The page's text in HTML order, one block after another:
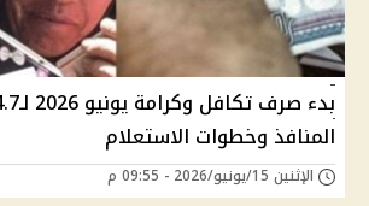
المنافذ وخطوات الاستعلام
الإثنين 15/يونيو/2026 - 09:55 م